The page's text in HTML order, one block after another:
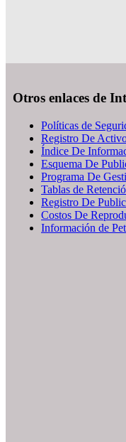
Otros enlaces de
Políticas de
Registro De
Índice De
Esquema De
Programa De
Tablas de
Registro De
Costos De
Información de